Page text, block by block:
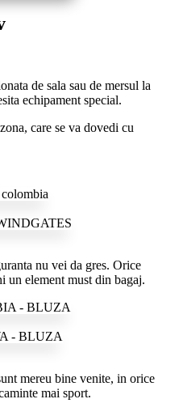
de sala sau de mersul la
echipament special.
care se va dovedi cu
nu vei da gres. Orice
un element must din bagaj.
mereu bine venite, in orice
mai sport.